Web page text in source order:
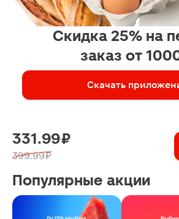
Скидка 25% на
заказ от
Скачать
331.99 ₽
399.99 ₽
Популярные акции